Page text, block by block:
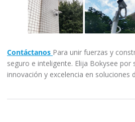
Contáctanos Para unir fuerzas y
seguro e inteligente. Elija Bokysee por
innovación y excelencia en soluciones